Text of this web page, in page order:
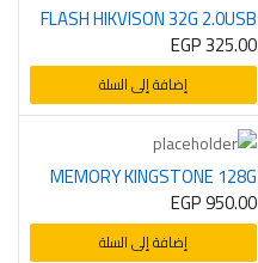
FLASH HIKVISON 32G 2.0USB
EGP325.00
إضافة إلى السلة
MEMORY KINGSTONE 128G
EGP950.00
إضافة إلى السلة